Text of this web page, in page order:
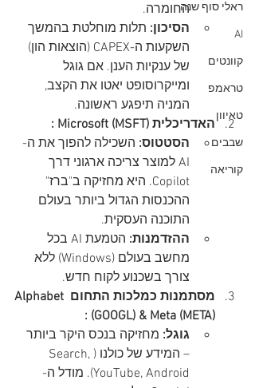
ראלי סוף שנה
AI
קוונטים
טראמפ
טאיוון
שבבים
קוריאה
החומרה.
הסיכון: תלות מוחלטת בהמשך
השקעות ה-CAPEX (הוצאות הון)
של ענקיות הענן. אם גוגל
ומייקרוסופט יאטו את הקצב,
המניה תיפגע ראשונה.
האדריכלית Microsoft (MSFT) :
הסטטוס: השכילה להפוך את ה-
AI למוצר צריכה ארגוני דרך
Copilot. היא מחזיקה ב"ברז"
ההכנסות הגדול ביותר בעולם
התוכנה העסקית.
ההזדמנות:
הטמעת AI בכל
מחשב בעולם (Windows) ללא
צורך בשכנוע לקוח חדש.
מסתמנות כמלכות התחום Alphabet
(GOOGL) & Meta (META) :
גוגל: מחזיקה בנכס היקר ביותר
– המידע של כולנו (Search,
YouTube, Android). מודל ה-